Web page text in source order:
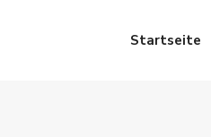
Startseite